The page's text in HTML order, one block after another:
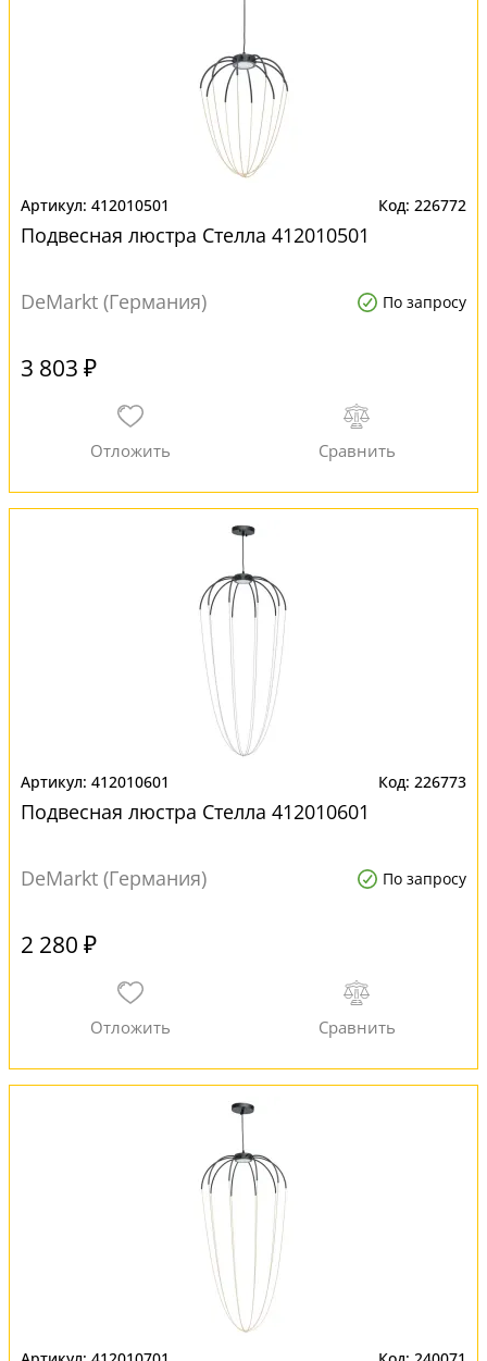
412010501 226772
Подвесная люстра Стелла 412010501
DeMarkt (Германия) По запросу
3 803 ₽
412010601 226773
Подвесная люстра Стелла 412010601
DeMarkt (Германия) По запросу
2 280 ₽